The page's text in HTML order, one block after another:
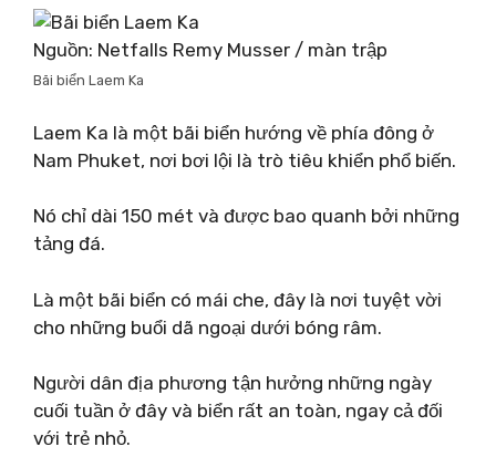
Nguồn: Netfalls Remy Musser / màn trập
Bãi biển Laem Ka
Laem Ka là một bãi biển hướng về phía đông ở
Nam Phuket, nơi bơi lội là trò tiêu khiển phổ biến.
Nó chỉ dài 150 mét và được bao quanh bởi những
tảng đá.
Là một bãi biển có mái che, đây là nơi tuyệt vời
cho những buổi dã ngoại dưới bóng râm.
Người dân địa phương tận hưởng những ngày
cuối tuần ở đây và biển rất an toàn, ngay cả đối
với trẻ nhỏ.